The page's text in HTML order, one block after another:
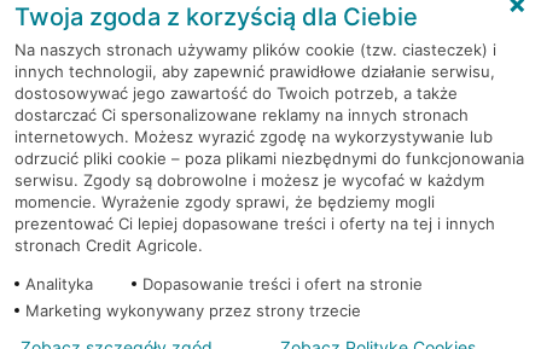
RODO
Regulamin serwisu
Mapa serwisu
PolitykaCookies
Twoja zgoda z korzyścią dla Ciebie
Na naszych stronach używamy plików cookie (tzw. ciasteczek) i
innych technologii, aby zapewnić prawidłowe działanie serwisu,
dostosowywać jego zawartość do Twoich potrzeb, a także
dostarczać Ci spersonalizowane reklamy na innych stronach
internetowych. Możesz wyrazić zgodę na wykorzystywanie lub
odrzucić pliki cookie – poza plikami niezbędnymi do funkcjonowania
serwisu. Zgody są dobrowolne i możesz je wycofać w każdym
momencie. Wyrażenie zgody sprawi, że będziemy mogli
prezentować Ci lepiej dopasowane treści i oferty na tej i innych
stronach Credit Agricole.
Analityka
Dopasowanie treści i ofert na stronie
Marketing wykonywany przez strony trzecie